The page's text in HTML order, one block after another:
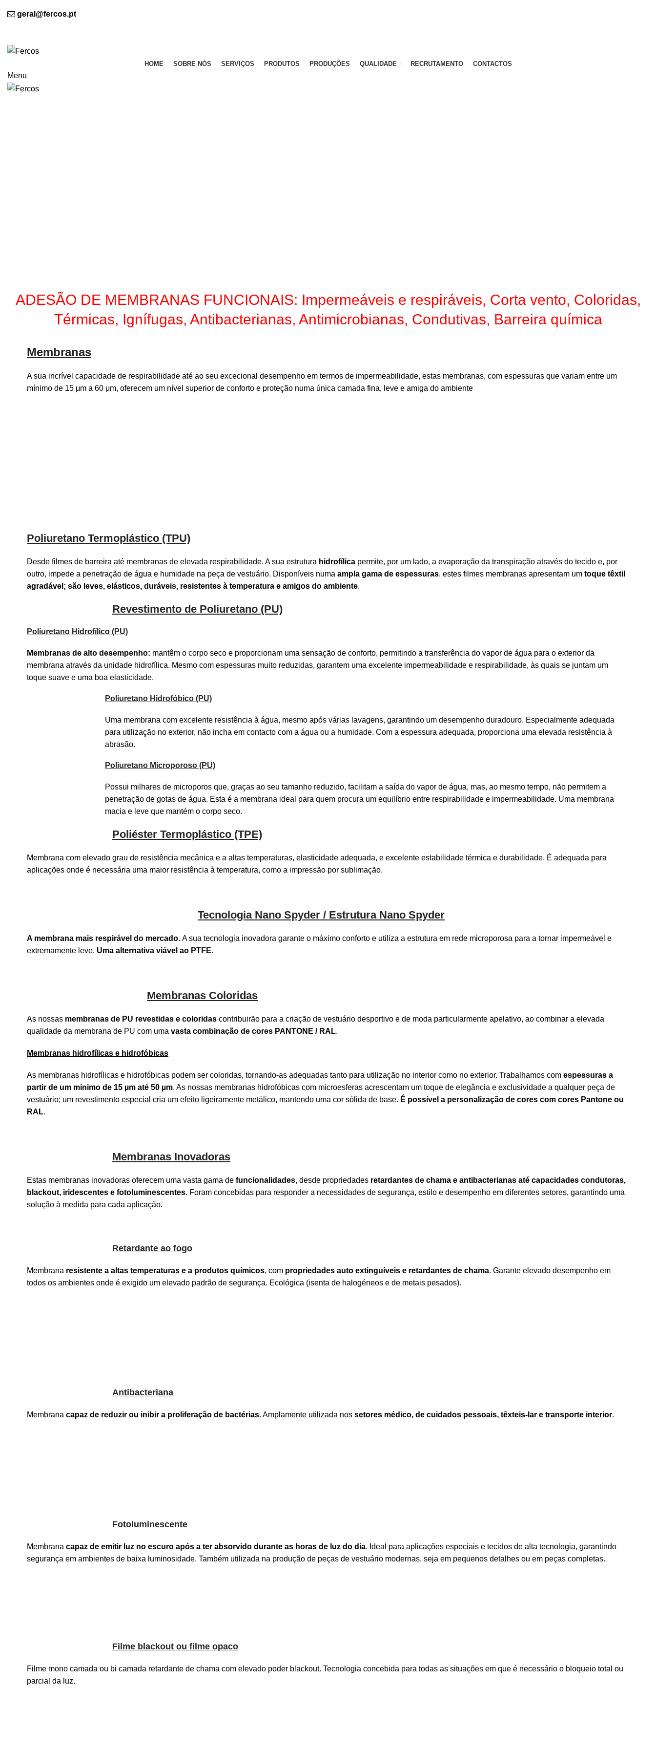
geral@fercos.pt
HOME SOBRE NÓS SERVIÇOS PRODUTOS PRODUÇÕES QUALIDADE RECRUTAMENTO CONTACTOS
Menu
ADESÃO DE MEMBRANAS FUNCIONAIS: Impermeáveis e respiráveis, Corta vento, Coloridas,
Térmicas, Ignífugas, Antibacterianas, Antimicrobianas, Condutivas, Barreira química
Membranas
A sua incrível capacidade de respirabilidade até ao seu excecional desempenho em termos de impermeabilidade, estas membranas, com espessuras que variam entre um
mínimo de 15 μm a 60 μm, oferecem um nível superior de conforto e proteção numa única camada fina, leve e amiga do ambiente
Poliuretano Termoplástico (TPU)
Desde filmes de barreira até membranas de elevada respirabilidade. A sua estrutura hidrofílica permite, por um lado, a evaporação da transpiração através do tecido e, por
outro, impede a penetração de água e humidade na peça de vestuário. Disponíveis numa ampla gama de espessuras, estes filmes membranas apresentam um toque têxtil
agradável; são leves, elásticos, duráveis, resistentes à temperatura e amigos do ambiente.
Revestimento de Poliuretano (PU)
Poliuretano Hidrofílico (PU)
Membranas de alto desempenho: mantêm o corpo seco e proporcionam uma sensação de conforto, permitindo a transferência do vapor de água para o exterior da
membrana através da unidade hidrofílica. Mesmo com espessuras muito reduzidas, garantem uma excelente impermeabilidade e respirabilidade, às quais se juntam um
toque suave e uma boa elasticidade.
Poliuretano Hidrofóbico (PU)
Uma membrana com excelente resistência à água, mesmo após várias lavagens, garantindo um desempenho duradouro. Especialmente adequada
para utilização no exterior, não incha em contacto com a água ou a humidade. Com a espessura adequada, proporciona uma elevada resistência à
abrasão.
Poliuretano Microporoso (PU)
Possui milhares de microporos que, graças ao seu tamanho reduzido, facilitam a saída do vapor de água, mas, ao mesmo tempo, não permitem a
penetração de gotas de água. Esta é a membrana ideal para quem procura um equilíbrio entre respirabilidade e impermeabilidade. Uma membrana
macia e leve que mantém o corpo seco.
Poliéster Termoplástico (TPE)
Membrana com elevado grau de resistência mecânica e a altas temperaturas, elasticidade adequada, e excelente estabilidade térmica e durabilidade. É adequada para
aplicações onde é necessária uma maior resistência à temperatura, como a impressão por sublimação.
Tecnologia Nano Spyder / Estrutura Nano Spyder
A membrana mais respirável do mercado. A sua tecnologia inovadora garante o máximo conforto e utiliza a estrutura em rede microporosa para a tornar impermeável e
extremamente leve. Uma alternativa viável ao PTFE.
Membranas Coloridas
As nossas membranas de PU revestidas e coloridas contribuirão para a criação de vestuário desportivo e de moda particularmente apelativo, ao combinar a elevada
qualidade da membrana de PU com uma vasta combinação de cores PANTONE / RAL.
Membranas hidrofílicas e hidrofóbicas
As membranas hidrofílicas e hidrofóbicas podem ser coloridas, tornando-as adequadas tanto para utilização no interior como no exterior. Trabalhamos com espessuras a
partir de um mínimo de 15 µm até 50 µm. As nossas membranas hidrofóbicas com microesferas acrescentam um toque de elegância e exclusividade a qualquer peça de
vestuário; um revestimento especial cria um efeito ligeiramente metálico, mantendo uma cor sólida de base. É possível a personalização de cores com cores Pantone ou
RAL.
Membranas Inovadoras
Estas membranas inovadoras oferecem uma vasta gama de funcionalidades, desde propriedades retardantes de chama e antibacterianas até capacidades condutoras,
blackout, iridescentes e fotoluminescentes. Foram concebidas para responder a necessidades de segurança, estilo e desempenho em diferentes setores, garantindo uma
solução à medida para cada aplicação.
Retardante ao fogo
Membrana resistente a altas temperaturas e a produtos químicos, com propriedades auto extinguíveis e retardantes de chama. Garante elevado desempenho em
todos os ambientes onde é exigido um elevado padrão de segurança. Ecológica (isenta de halogéneos e de metais pesados).
Antibacteriana
Membrana capaz de reduzir ou inibir a proliferação de bactérias. Amplamente utilizada nos setores médico, de cuidados pessoais, têxteis-lar e transporte interior.
Fotoluminescente
Membrana capaz de emitir luz no escuro após a ter absorvido durante as horas de luz do dia. Ideal para aplicações especiais e tecidos de alta tecnologia, garantindo
segurança em ambientes de baixa luminosidade. Também utilizada na produção de peças de vestuário modernas, seja em pequenos detalhes ou em peças completas.
Filme blackout ou filme opaco
Filme mono camada ou bi camada retardante de chama com elevado poder blackout. Tecnologia concebida para todas as situações em que é necessário o bloqueio total ou
parcial da luz.